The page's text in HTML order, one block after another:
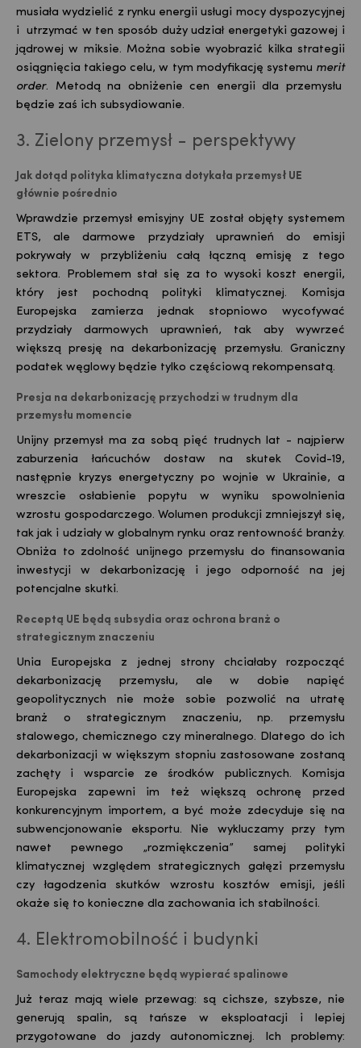
musiała wydzielić z rynku energii usługi mocy dyspozycyjnej
i utrzymać w ten sposób duży udział energetyki gazowej i
jądrowej w miksie. Można sobie wyobrazić kilka strategii
osiągnięcia takiego celu, w tym modyfikację systemu merit
order. Metodą na obniżenie cen energii dla przemysłu
będzie zaś ich subsydiowanie.
3. Zielony przemysł - perspektywy
Jak dotąd polityka klimatyczna dotykała przemysł UE
głównie pośrednio
Wprawdzie przemysł emisyjny UE został objęty systemem
ETS, ale darmowe przydziały uprawnień do emisji
pokrywały w przybliżeniu całą łączną emisję z tego
sektora. Problemem stał się za to wysoki koszt energii,
który jest pochodną polityki klimatycznej. Komisja
Europejska zamierza jednak stopniowo wycofywać
przydziały darmowych uprawnień, tak aby wywrzeć
większą presję na dekarbonizację przemysłu. Graniczny
podatek węglowy będzie tylko częściową rekompensatą.
Presja na dekarbonizację przychodzi w trudnym dla
przemysłu momencie
Unijny przemysł ma za sobą pięć trudnych lat - najpierw
zaburzenia łańcuchów dostaw na skutek Covid-19,
następnie kryzys energetyczny po wojnie w Ukrainie, a
wreszcie osłabienie popytu w wyniku spowolnienia
wzrostu gospodarczego. Wolumen produkcji zmniejszył się,
tak jak i udziały w globalnym rynku oraz rentowność branży.
Obniża to zdolność unijnego przemysłu do finansowania
inwestycji w dekarbonizację i jego odporność na jej
potencjalne skutki.
Receptą UE będą subsydia oraz ochrona branż o
strategicznym znaczeniu
Unia Europejska z jednej strony chciałaby rozpocząć
dekarbonizację przemysłu, ale w dobie napięć
geopolitycznych nie może sobie pozwolić na utratę
branż o strategicznym znaczeniu, np. przemysłu
stalowego, chemicznego czy mineralnego. Dlatego do ich
dekarbonizacji w większym stopniu zastosowane zostaną
zachęty i wsparcie ze środków publicznych. Komisja
Europejska zapewni im też większą ochronę przed
konkurencyjnym importem, a być może zdecyduje się na
subwencjonowanie eksportu. Nie wykluczamy przy tym
nawet pewnego „rozmiękczenia” samej polityki
klimatycznej względem strategicznych gałęzi przemysłu
czy łagodzenia skutków wzrostu kosztów emisji, jeśli
okaże się to konieczne dla zachowania ich stabilności.
4. Elektromobilność i budynki
Samochody elektryczne będą wypierać spalinowe
Już teraz mają wiele przewag: są cichsze, szybsze, nie
generują spalin, są tańsze w eksploatacji i lepiej
przygotowane do jazdy autonomicznej. Ich problemy: